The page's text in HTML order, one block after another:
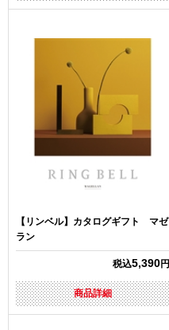
【リンベル】カタログギフト マゼ
ラン
税込5,390円
商品詳細